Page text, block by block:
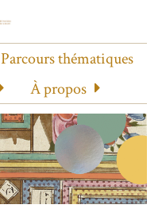
Parcours thématiques
À propos